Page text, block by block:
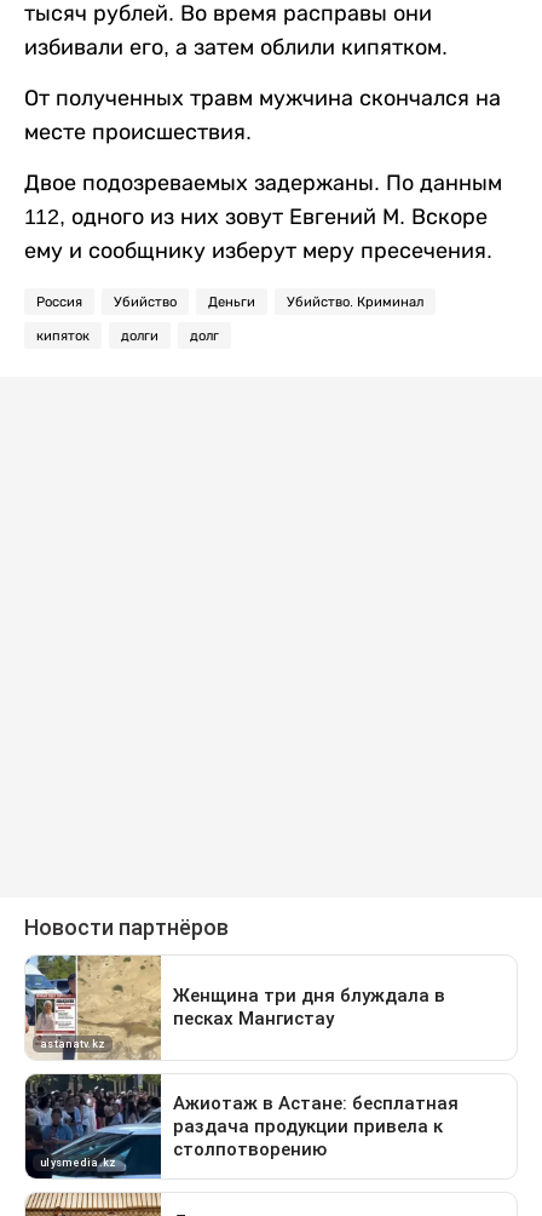
тысяч рублей. Во время расправы они
избивали его, а затем облили кипятком.
От полученных травм мужчина скончался на
месте происшествия.
Двое подозреваемых задержаны. По данным
112, одного из них зовут Евгений М. Вскоре
ему и сообщнику изберут меру пресечения.
Россия Убийство Деньги Убийство. Криминал
кипяток долги долг